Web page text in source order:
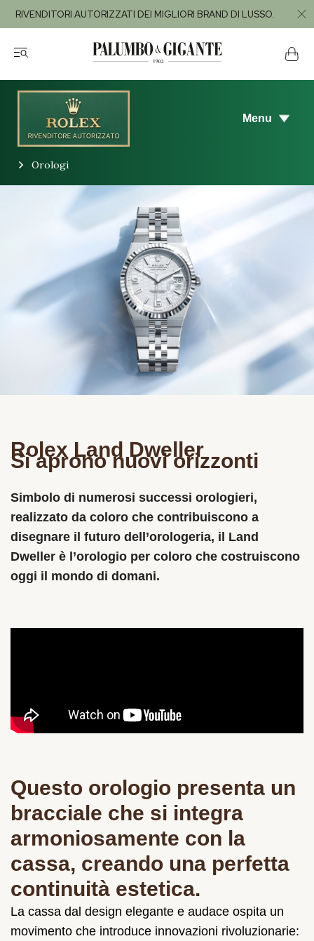
RIVENDITORI AUTORIZZATI DEI MIGLIORI BRAND DI LUSSO.
Menu
Orologi
Rolex Land Dweller
Si aprono nuovi orizzonti
Simbolo di numerosi successi orologieri,
realizzato da coloro che contribuiscono a
disegnare il futuro dell’orologeria, il Land
Dweller è l’orologio per coloro che costruiscono
oggi il mondo di domani.
Questo orologio presenta un
bracciale che si integra
armoniosamente con la
cassa, creando una perfetta
continuità estetica.
La cassa dal design elegante e audace ospita un
movimento che introduce innovazioni rivoluzionarie: